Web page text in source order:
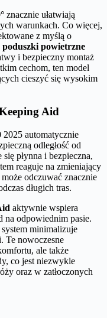
znacznie ułatwiają
warunkach. Co więcej,
z myślą o
poduszki powietrzne
i bezpieczny montaż
cechom, ten model
cieszyć się wysokim
Aid
automatycznie
odległość od
płynna i bezpieczna,
reaguje na zmieniający
odczuwać znacznie
długich tras.
aktywnie wspiera
na odpowiednim pasie.
minimalizuje
Te nowoczesne
ale także
co jest niezwykle
oraz w zatłoczonych